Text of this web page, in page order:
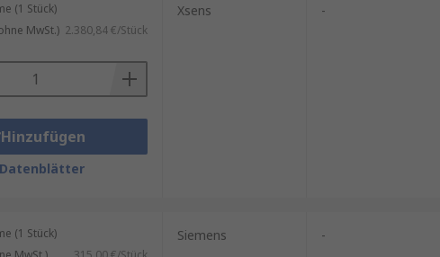
Bluetooth.
(1 Stück)
MwSt.) 2.380,84 €/Stück
Hinzufügen
Datenblätter
Xsens -
(1 Stück) Siemens -